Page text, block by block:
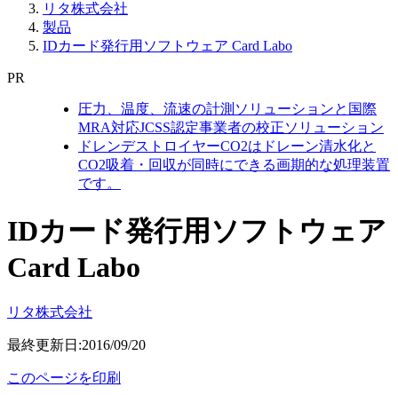
リタ株式会社
製品
IDカード発行用ソフトウェア Card Labo
PR
圧力、温度、流速の計測ソリューションと国際
MRA対応JCSS認定事業者の校正ソリューション
ドレンデストロイヤーCO2はドレーン清水化と
CO2吸着・回収が同時にできる画期的な処理装置
です。
IDカード発行用ソフトウェア
Card Labo
リタ株式会社
最終更新日:2016/09/20
このページを印刷